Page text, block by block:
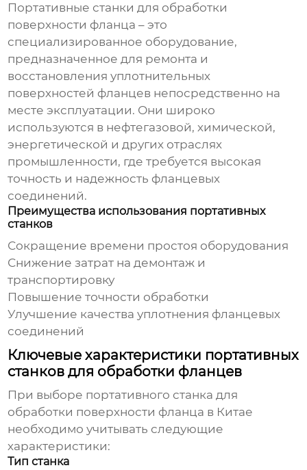
Портативные станки для обработки
поверхности фланца – это
специализированное оборудование,
предназначенное для ремонта и
восстановления уплотнительных
поверхностей фланцев непосредственно на
месте эксплуатации. Они широко
используются в нефтегазовой, химической,
энергетической и других отраслях
промышленности, где требуется высокая
точность и надежность фланцевых
соединений.
Преимущества использования портативных
станков
Сокращение времени простоя оборудования
Снижение затрат на демонтаж и
транспортировку
Повышение точности обработки
Улучшение качества уплотнения фланцевых
соединений
Ключевые характеристики портативных
станков для обработки фланцев
При выборе портативного станка для
обработки поверхности фланца в Китае
необходимо учитывать следующие
характеристики:
Тип станка